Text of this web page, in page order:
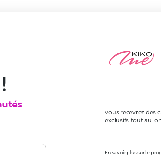
vous recevrez des
exclusifs, tout au
En savoir plus sur le